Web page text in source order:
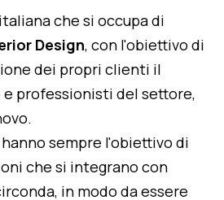
che si occupa di
Design, con l'obiettivo di
dei propri clienti il
professionisti del settore,
sempre l'obiettivo di
che si integrano con
in modo da essere